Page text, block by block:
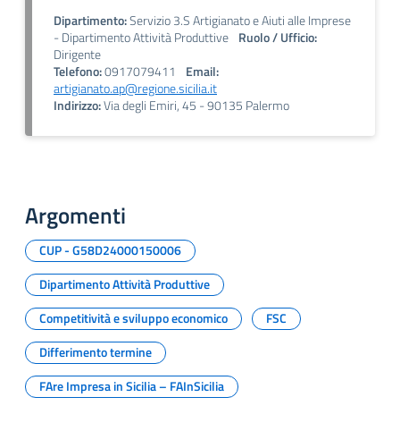
Dipartimento:Servizio 3.S Artigianato e Aiuti alle Imprese
- Dipartimento Attività Produttive Ruolo / Ufficio:
Dirigente
Telefono:0917079411
Email:
artigianato.ap@regione.sicilia.it
Indirizzo:Via degli Emiri, 45 - 90135 Palermo
Argomenti
CUP - G58D24000150006
Dipartimento Attività Produttive
Competitività e sviluppo economico
FSC
Differimento termine
FAre Impresa in Sicilia – FAInSicilia